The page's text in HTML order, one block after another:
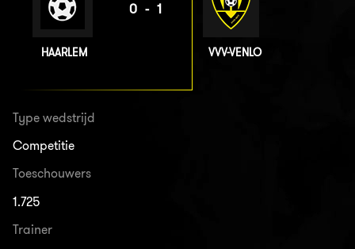
HAARLEM
0-1
VVV-VENLO
Type wedstrijd
Competitie
Toeschouwers
1.725
Trainer